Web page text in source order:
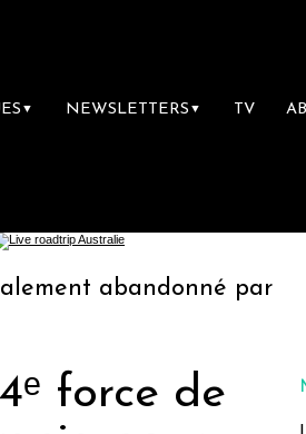
▼ NEWSLETTERS ▼ TV
par les
force de